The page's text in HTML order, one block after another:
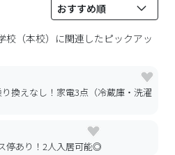
（本校） に関連したピックアッ
換えなし！家電3点（冷蔵庫・洗濯
停あり！2人入居可能◎